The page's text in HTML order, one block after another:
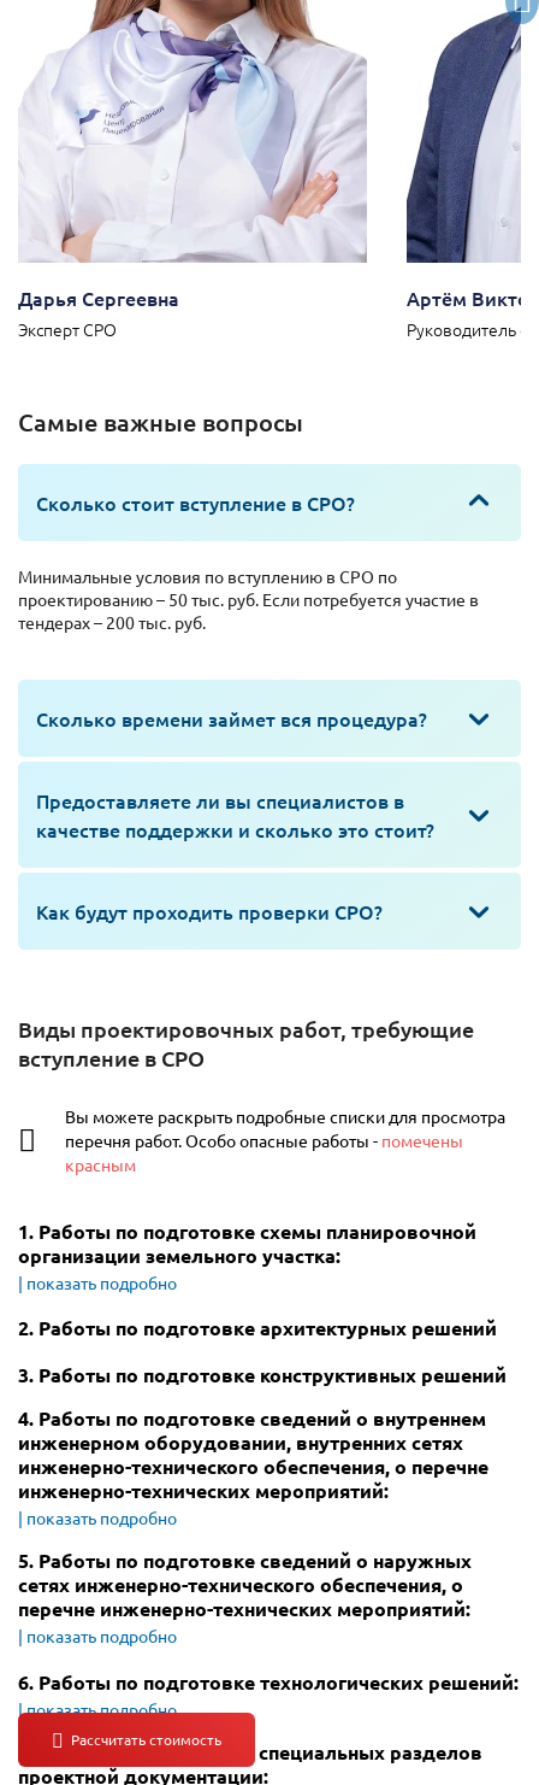
Дарья Сергеевна
Эксперт СРО
Артём
Руководитель
Самые важные вопросы
Сколько стоит вступление в СРО?
Минимальные условия по вступлению в СРО по
проектированию – 50 тыс. руб. Если потребуется участие в
тендерах – 200 тыс. руб.
Сколько времени займет вся процедура?
Предоставляете ли вы специалистов в
качестве поддержки и сколько это стоит?
Как будут проходить проверки СРО?
Виды проектировочных работ, требующие
вступление в СРО
Вы можете раскрыть подробные списки для просмотра
перечня работ. Особо опасные работы - помечены
красным
1. Работы по подготовке схемы планировочной
организации земельного участка:
2. Работы по подготовке архитектурных решений
3. Работы по подготовке конструктивных решений
4. Работы по подготовке сведений о внутреннем
инженерном оборудовании, внутренних сетях
инженерно-технического обеспечения, о перечне
инженерно-технических мероприятий:
5. Работы по подготовке сведений о наружных
сетях инженерно-технического обеспечения, о
перечне инженерно-технических мероприятий:
6. Работы по подготовке технологических решений:
7. Работы по разработке специальных разделов
проектной документации: